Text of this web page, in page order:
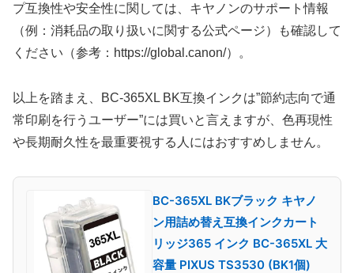
プ互換性や安全性に関しては、キヤノンのサポート情報
（例：消耗品の取り扱いに関する公式ページ）も確認して
ください（参考：https://global.canon/）。
以上を踏まえ、BC-365XL BK互換インクは”節約志向で通
常印刷を行うユーザー”には買いと言えますが、色再現性
や長期耐久性を最重要視する人にはおすすめしません。
BC-365XL BKブラック キヤノ
ン用詰め替え互換インクカート
リッジ365 インク BC-365XL 大
容量 PIXUS TS3530 (BK1個)